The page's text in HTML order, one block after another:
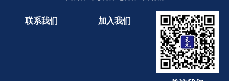
联系我们 加入我们